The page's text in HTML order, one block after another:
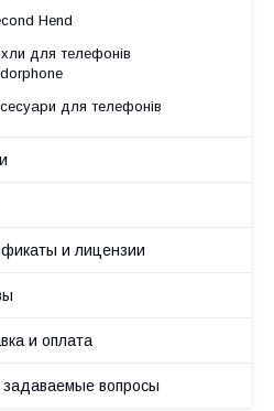
Hend
для телефонів
для телефонів
и лицензии
и оплата
задаваемые вопросы